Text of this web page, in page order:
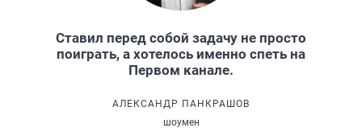
Ставил перед собой задачу не просто
поиграть, а хотелось именно спеть на
Первом канале.
АЛЕКСАНДР ПАНКРАШОВ
шоумен